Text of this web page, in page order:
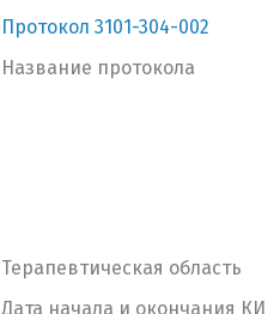
Протокол 3101-304-002
Название протокола
Терапевтическая область
Дата начала и окончания КИ